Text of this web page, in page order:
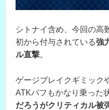
シトナイ含め、今回の高
初から付与されている強
ル直撃。
ゲージブレイクギミック
ATKバフもかなり乗った
だろうがクリティカル被